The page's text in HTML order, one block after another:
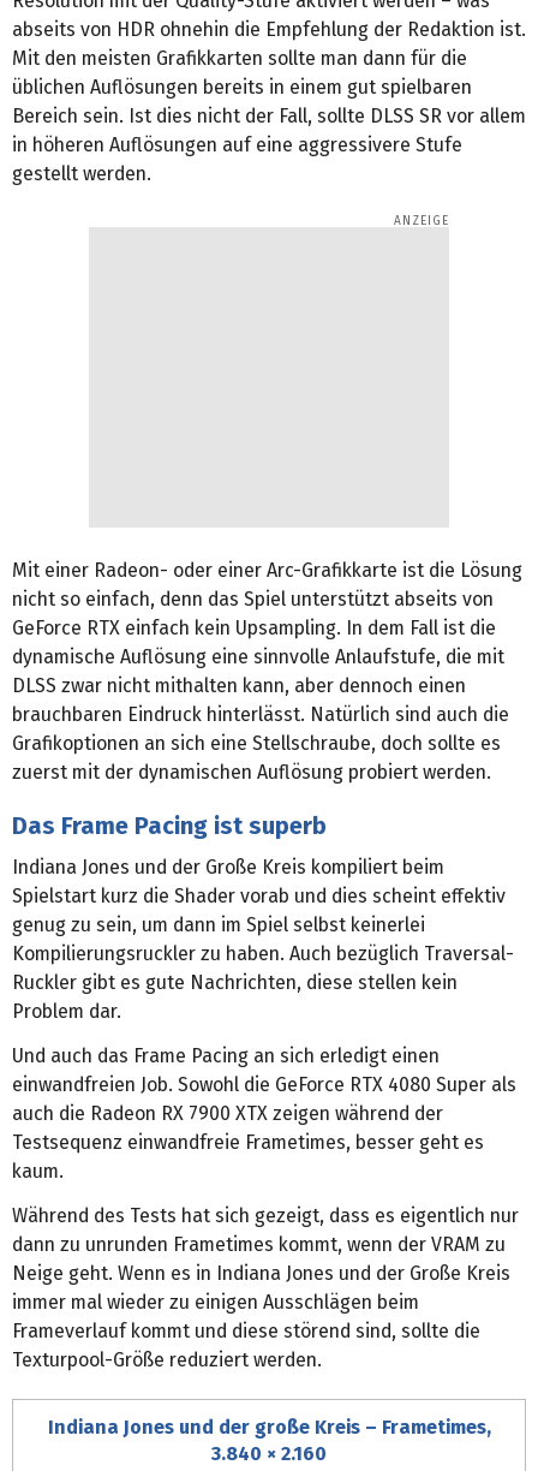
abseits von HDR ohnehin die Empfehlung der Redaktion ist.
Mit den meisten Grafikkarten sollte man dann für die
üblichen Auflösungen bereits in einem gut spielbaren
Bereich sein. Ist dies nicht der Fall, sollte DLSS SR vor allem
in höheren Auflösungen auf eine aggressivere Stufe
gestellt werden.
Mit einer Radeon- oder einer Arc-Grafikkarte ist die Lösung
nicht so einfach, denn das Spiel unterstützt abseits von
GeForce RTX einfach kein Upsampling. In dem Fall ist die
dynamische Auflösung eine sinnvolle Anlaufstufe, die mit
DLSS zwar nicht mithalten kann, aber dennoch einen
brauchbaren Eindruck hinterlässt. Natürlich sind auch die
Grafikoptionen an sich eine Stellschraube, doch sollte es
zuerst mit der dynamischen Auflösung probiert werden.
Das Frame Pacing ist superb
Indiana Jones und der Große Kreis kompiliert beim
Spielstart kurz die Shader vorab und dies scheint effektiv
genug zu sein, um dann im Spiel selbst keinerlei
Kompilierungsruckler zu haben. Auch bezüglich Traversal-
Ruckler gibt es gute Nachrichten, diese stellen kein
Problem dar.
Und auch das Frame Pacing an sich erledigt einen
einwandfreien Job. Sowohl die GeForce RTX 4080 Super als
auch die Radeon RX 7900 XTX zeigen während der
Testsequenz einwandfreie Frametimes, besser geht es
kaum.
Während des Tests hat sich gezeigt, dass es eigentlich nur
dann zu unrunden Frametimes kommt, wenn der VRAM zu
Neige geht. Wenn es in Indiana Jones und der Große Kreis
immer mal wieder zu einigen Ausschlägen beim
Frameverlauf kommt und diese störend sind, sollte die
Texturpool-Größe reduziert werden.
Indiana Jones und der große Kreis – Frametimes,
3.840 × 2.160